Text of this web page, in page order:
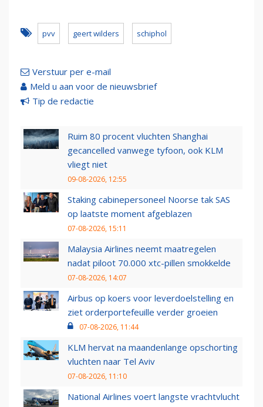
pvv geert wilders schiphol
Verstuur per e-mail
Meld u aan voor de nieuwsbrief
Tip de redactie
Ruim 80 procent vluchten Shanghai
gecancelled vanwege tyfoon, ook KLM
vliegt niet
09-08-2026, 12:55
Staking cabinepersoneel Noorse tak SAS
op laatste moment afgeblazen
07-08-2026, 15:11
Malaysia Airlines neemt maatregelen
nadat piloot 70.000 xtc-pillen smokkelde
07-08-2026, 14:07
Airbus op koers voor leverdoelstelling en
ziet orderportefeuille verder groeien
07-08-2026, 11:44
KLM hervat na maandenlange opschorting
vluchten naar Tel Aviv
07-08-2026, 11:10
National Airlines voert langste vrachtvlucht